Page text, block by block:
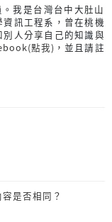
我是台灣台中大肚山
訊工程系，曾在桃機
人分享自己的知識與
點我) ，並且請註
是否相同？